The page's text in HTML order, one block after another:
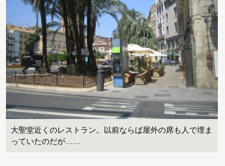
大聖堂近くのレストラン。以前ならば屋外の席も人で埋ま
っていたのだが……